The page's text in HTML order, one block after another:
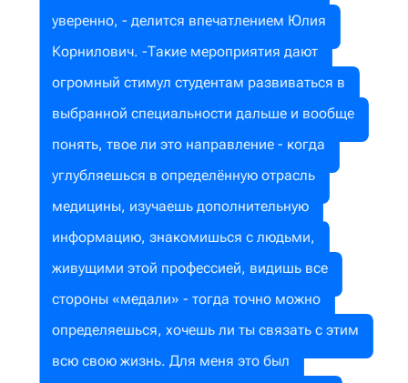
уверенно, - делится впечатлением Юлия
Корнилович. -Такие мероприятия дают
огромный стимул студентам развиваться в
выбранной специальности дальше и вообще
понять, твое ли это направление - когда
углубляешься в определённую отрасль
медицины, изучаешь дополнительную
информацию, знакомишься с людьми,
живущими этой профессией, видишь все
стороны «медали» - тогда точно можно
определяешься, хочешь ли ты связать с этим
всю свою жизнь. Для меня это был